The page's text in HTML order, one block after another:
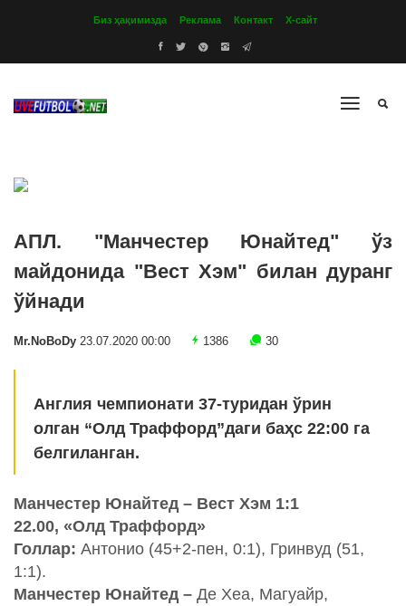
Биз ҳақимизда Реклама Контакт Х-сайт
АПЛ. "Манчестер Юнайтед" ўз
майдонида "Вест Хэм" билан дуранг
ўйнади
Mr.NoBoDy 23.07.2020 00:00 1386 30
Англия чемпионати 37-туридан ўрин
олган “Олд Траффорд”даги баҳс 22:00 га
белгиланган.
Манчестер Юнайтед – Вест Хэм 1:1
22.00, «Олд Траффорд»
Голлар: Антонио (45+2-пен, 0:1), Гринвуд (51,
1:1).
Манчестер Юнайтед – Де Хеа, Магуайр,